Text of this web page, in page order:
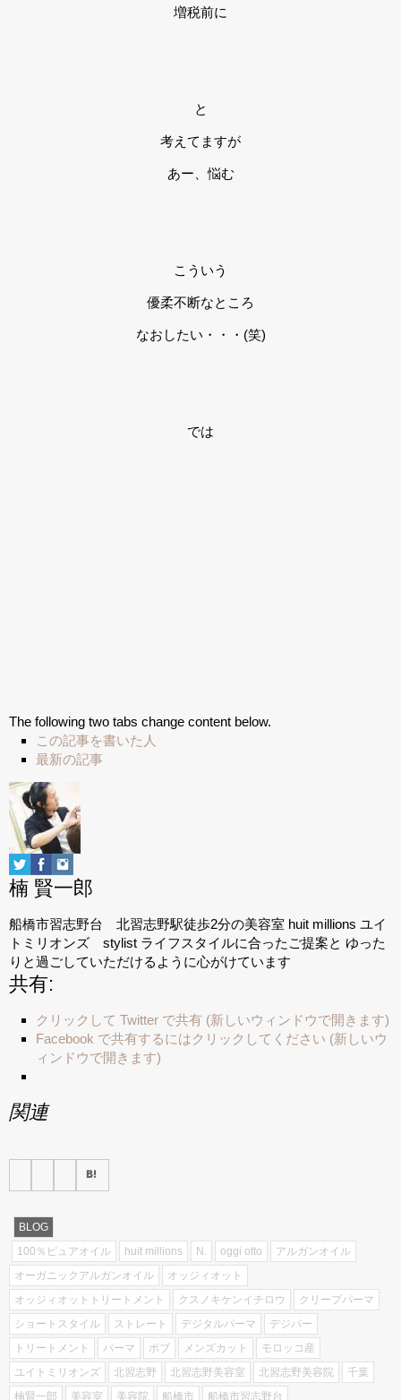
増税前に
と
考えてますが
あー、悩む
こういう
優柔不断なところ
なおしたい・・・(笑)
では
The following two tabs change content below.
この記事を書いた人
最新の記事
楠 賢一郎
船橋市習志野台 北習志野駅徒歩2分の美容室 huit millions ユイ
トミリオンズ stylist ライフスタイルに合ったご提案と ゆった
りと過ごしていただけるように心がけています
共有:
クリックして Twitter で共有 (新しいウィンドウで開きます)
Facebook で共有するにはクリックしてください (新しいウ
ィンドウで開きます)
関連
BLOG
100％ピュアオイル
huit millions N. oggi otto
アルガンオイル
オーガニックアルガンオイル
オッジィオット
オッジィオットトリートメント
クスノキケンイチロウ
クリープパーマ
ショートスタイル
ストレート デジタルパーマ
デジパー
トリートメント
パーマ ボブ メンズカット
モロッコ産
ユイトミリオンズ
北習志野 北習志野美容室 北習志野美容院
千葉
楠賢一郎
美容室 美容院 船橋市 船橋市習志野台